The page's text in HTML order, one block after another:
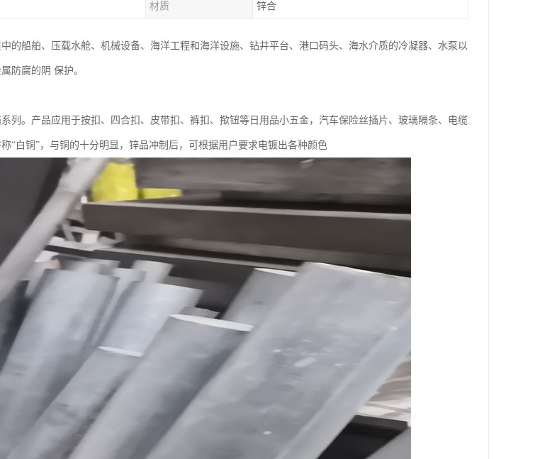
材质 锌合
的船舶、压载水舱、机械设备、海洋工程和海洋设施、钻井平台、港口码头、海水介质的冷凝器、水泵以
防腐的阴 保护。
列。产品应用于按扣、四合扣、皮带扣、裤扣、揿钮等日用品小五金，汽车保险丝插片、玻璃隔条、电缆
“白铜”，与铜的十分明显，锌品冲制后，可根据用户要求电镀出各种颜色